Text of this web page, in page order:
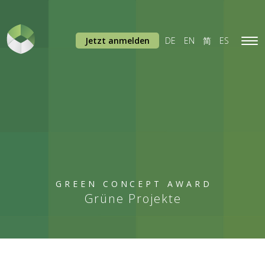
GREEN CONCEPT AWARD
Grüne Projekte
Jetzt anmelden DE EN 简 ES